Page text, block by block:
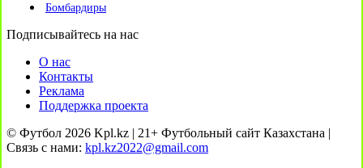
Бомбардиры
Подписывайтесь на нас
О нас
Контакты
Реклама
Поддержка проекта
© Футбол 2026 Kpl.kz | 21+ Футбольный сайт Казахстана |
Связь с нами: kpl.kz2022@gmail.com